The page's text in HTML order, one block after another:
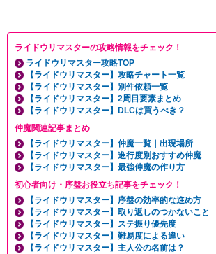
ライドウリマスターの攻略情報をチェック！
ライドウリマスター攻略TOP
【ライドウリマスター】攻略チャート一覧
【ライドウリマスター】別件依頼一覧
【ライドウリマスター】2周目要素まとめ
【ライドウリマスター】DLCは買うべき？
仲魔関連記事まとめ
【ライドウリマスター】仲魔一覧｜出現場所
【ライドウリマスター】進行度別おすすめ仲魔
【ライドウリマスター】最強仲魔の作り方
初心者向け・序盤お役立ち記事をチェック！
【ライドウリマスター】序盤の効率的な進め方
【ライドウリマスター】取り返しのつかないこと
【ライドウリマスター】ステ振り優先度
【ライドウリマスター】難易度による違い
【ライドウリマスター】主人公の名前は？